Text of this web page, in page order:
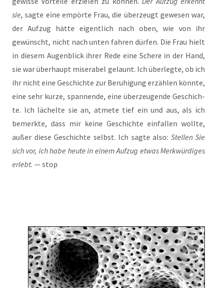
sie, sag­te eine empör­te Frau, die über­zeugt gewe­sen war,
der Auf­zug hät­te eigent­lich nach oben, wie von ihr
gewünscht, nicht nach unten fah­ren dür­fen. Die Frau hielt
in die­sem Augen­blick ihrer Rede eine Sche­re in der Hand,
sie war über­haupt mise­ra­bel gelaunt. Ich über­leg­te, ob ich
ihr nicht eine Geschich­te zur Beru­hi­gung erzäh­len könn­te,
eine sehr kur­ze, span­nen­de, eine über­zeu­gen­de Geschich­
te. Ich lächel­te sie an, atme­te tief ein und aus, als ich
bemerk­te, dass mir kei­ne Geschich­te ein­fal­len woll­te,
außer die­se Geschich­te selbst. Ich sag­te also: Stel­len Sie
sich vor, ich habe heu­te in einem Auf­zug etwas Merk­wür­di­ges
erlebt. — stop